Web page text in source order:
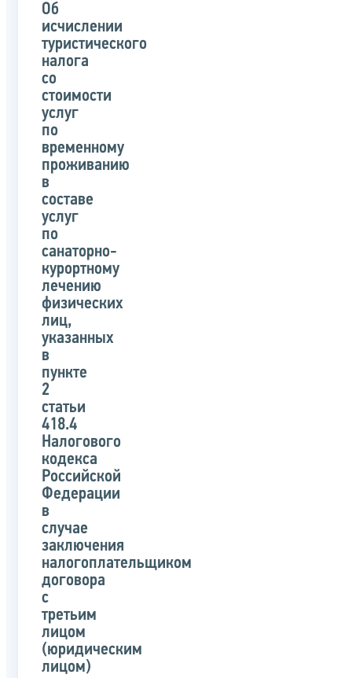
указанного
письма
Об
исчислении
туристического
налога
со
стоимости
услуг
по
временному
проживанию
в
составе
услуг
по
санаторно-
курортному
лечению
физических
лиц,
указанных
в
пункте
2
статьи
418.4
Налогового
кодекса
Российской
Федерации
в
случае
заключения
налогоплательщиком
договора
с
третьим
лицом
(юридическим
лицом)